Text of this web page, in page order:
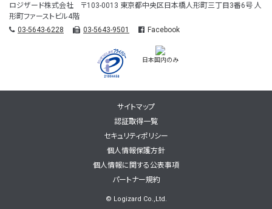
ロジザード株式会社 〒103-0013 東京都中央区日本橋人形町三丁目3番6号 人
形町ファーストビル4階
03-5643-6228
03-5643-9501 Facebook
日本国内のみ
サイトマップ
認証取得一覧
セキュリティポリシー
個人情報保護方針
個人情報に関する公表事項
パートナー規約
© Logizard Co.,Ltd.